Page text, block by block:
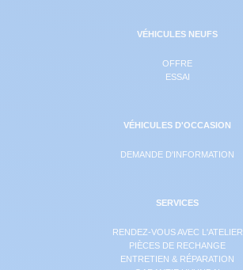
VÉHICULES NEUFS
OFFRE
ESSAI
VÉHICULES D'OCCASION
DEMANDE D'INFORMATION
SERVICES
RENDEZ-VOUS AVEC L'ATELIER
PIÈCES DE RECHANGE
ENTRETIEN & RÉPARATION